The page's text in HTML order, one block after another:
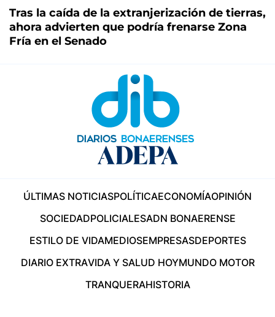
Tras la caída de la extranjerización de tierras,
ahora advierten que podría frenarse Zona
Fría en el Senado
ÚLTIMAS NOTICIASPOLÍTICAECONOMÍAOPINIÓN
SOCIEDADPOLICIALESADN BONAERENSE
ESTILO DE VIDAMEDIOSEMPRESASDEPORTES
DIARIO EXTRAVIDA Y SALUD HOYMUNDO MOTOR
TRANQUERAHISTORIA